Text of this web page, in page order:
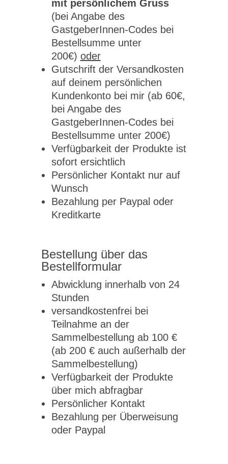
mit persönlichem Gruss
(bei Angabe des
GastgeberInnen-Codes bei
Bestellsumme unter
200€) oder
Gutschrift der Versandkosten
auf deinem persönlichen
Kundenkonto bei mir (ab 60€,
bei Angabe des
GastgeberInnen-Codes bei
Bestellsumme unter 200€)
Verfügbarkeit der Produkte ist
sofort ersichtlich
Persönlicher Kontakt nur auf
Wunsch
Bezahlung per Paypal oder
Kreditkarte
Bestellung über das
Bestellformular
Abwicklung innerhalb von 24
Stunden
versandkostenfrei bei
Teilnahme an der
Sammelbestellung ab 100 €
(ab 200 € auch außerhalb der
Sammelbestellung)
Verfügbarkeit der Produkte
über mich abfragbar
Persönlicher Kontakt
Bezahlung per Überweisung
oder Paypal